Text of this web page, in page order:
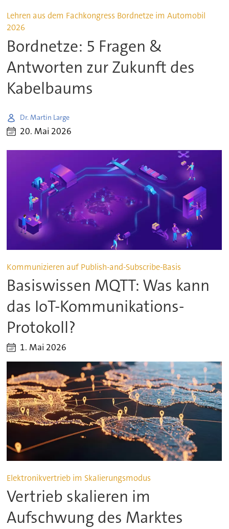
Lehren aus dem Fachkongress Bordnetze im Automobil
2026
Bordnetze: 5 Fragen &
Antworten zur Zukunft des
Kabelbaums
Dr. Martin Large
20. Mai 2026
Kommunizieren auf Publish-and-Subscribe-Basis
Basiswissen MQTT: Was kann
das IoT-Kommunikations-
Protokoll?
1. Mai 2026
Elektronikvertrieb im Skalierungsmodus
Vertrieb skalieren im
Aufschwung des Marktes